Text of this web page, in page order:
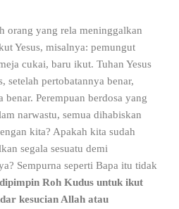
orang yang rela meninggalkan
Yesus, misalnya: pemungut
cukai, baru ikut. Tuhan Yesus
setelah pertobatannya benar,
Perempuan berdosa yang
narwastu, semua dihabiskan
kita? Apakah kita sudah
segala sesuatu demi
Sempurna seperti Bapa itu tidak
Roh Kudus untuk ikut
kesucian Allah atau